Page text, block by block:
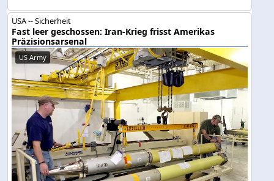
USA -- Sicherheit
Fast leer geschossen: Iran-Krieg frisst Amerikas
Präzisionsarsenal
US Army